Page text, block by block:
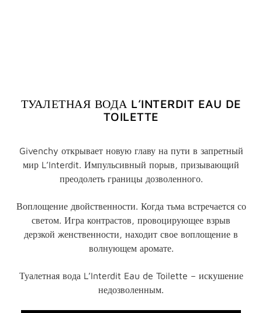
ТУАЛЕТНАЯ ВОДА L’INTERDIT EAU DE
TOILETTE
Givenchy открывает новую главу на пути в запретный
мир L’Interdit. Импульсивный порыв, призывающий
преодолеть границы дозволенного.
Воплощение двойственности. Когда тьма встречается со
светом. Игра контрастов, провоцирующее взрыв
дерзкой женственности, находит свое воплощение в
волнующем аромате.
Туалетная вода L’Interdit Eau de Toilette – искушение
недозволенным.